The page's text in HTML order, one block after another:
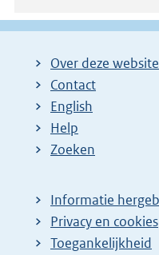
Over deze website
Contact
English
Help
Zoeken
Informatie
Privacy en cookies
Toegankelijkheid